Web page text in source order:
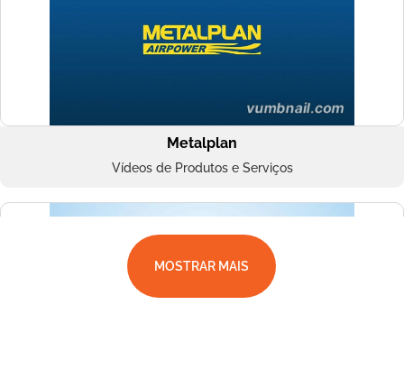
Metalplan
Vídeos de Produtos e Serviços
MOSTRAR MAIS